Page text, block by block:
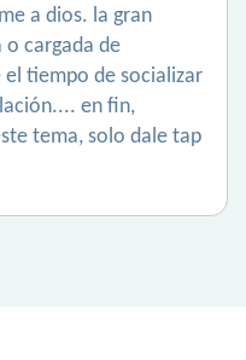
a dios. la gran
o cargada de
tiempo de socializar
en fin,
tema, solo dale tap